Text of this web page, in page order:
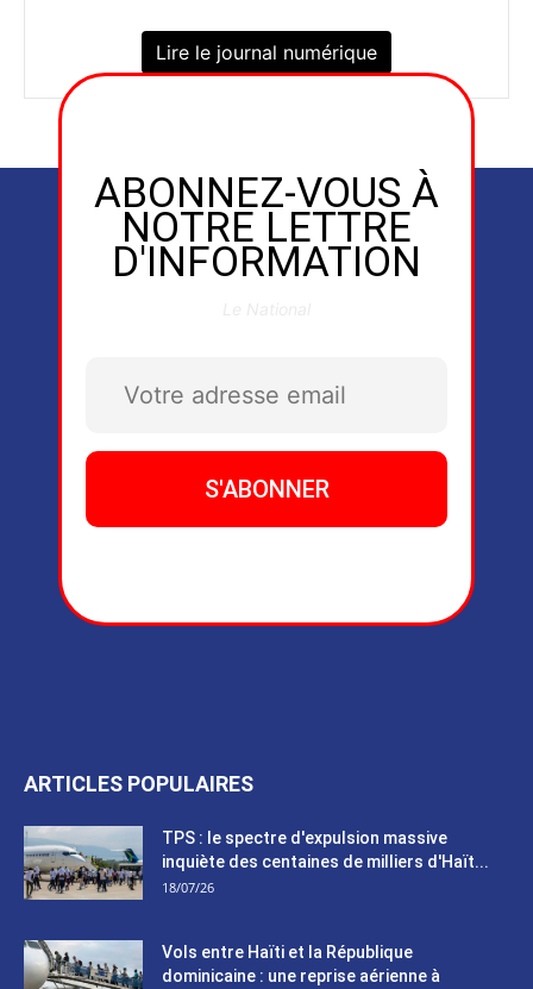
Lire le journal numérique
ABONNEZ-VOUS À
NOTRE LETTRE
D'INFORMATION
ARTICLES POPULAIRES
TPS : le spectre d'expulsion massive
inquiète des centaines de milliers d'Haït...
18/07/26
Vols entre Haïti et la République
dominicaine : une reprise aérienne à